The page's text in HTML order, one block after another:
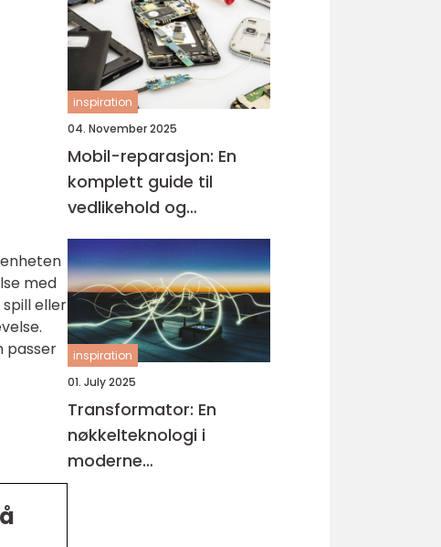
med
eller
passer
inspiration
04. November 2025
Mobil-reparasjon: En
komplett guide til
vedlikehold og
reparasjon
inspiration
01. July 2025
Transformator: En
nøkkelteknologi i
moderne